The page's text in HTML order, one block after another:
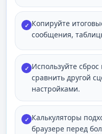
✓ Копируйте
сообщения,
✓ Используйте
сравнить другой
настройками.
✓ Калькуляторы
браузере перед